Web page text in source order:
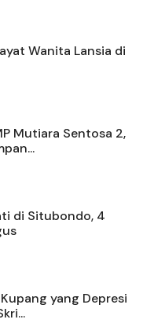
Wanita Lansia di
Mutiara Sentosa 2,
di Situbondo, 4
yang Depresi